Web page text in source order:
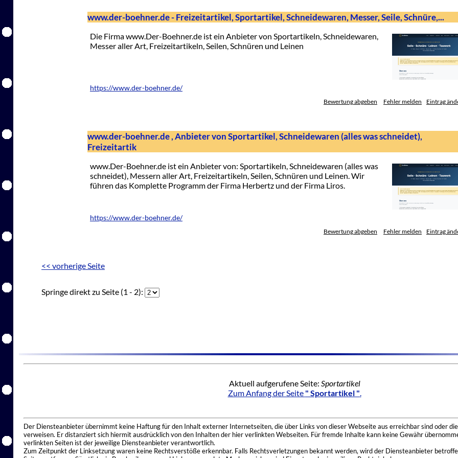
www.der-boehner.de - Freizeitartikel, Sportartikel, Schneidewaren, Messer, Seile, Schnüre,...
Die Firma www.Der-Boehner.de ist ein Anbieter von Sportartikeln, Schneidewaren,
Messer aller Art, Freizeitartikeln, Seilen, Schnüren und Leinen
https://www.der-boehner.de/
Bewertung abgeben Fehler melden Eintrag
www.der-boehner.de , Anbieter von Sportartikel, Schneidewaren (alles was schneidet),
Freizeitartik
www.Der-Boehner.de ist ein Anbieter von: Sportartikeln, Schneidewaren (alles was
schneidet), Messern aller Art, Freizeitartikeln, Seilen, Schnüren und Leinen. Wir
führen das Komplette Programm der Firma Herbertz und der Firma Liros.
https://www.der-boehner.de/
Bewertung abgeben Fehler melden Eintrag
<< vorherige Seite
Springe direkt zu Seite (1 - 2):
Aktuell aufgerufene Seite: Sportartikel
Zum Anfang der Seite " Sportartikel ".
Der Diensteanbieter übernimmt keine Haftung für den Inhalt externer Internetseiten, die über Links von dieser Webseite aus erreichbar sind oder
verweisen. Er distanziert sich hiermit ausdrücklich von den Inhalten der hier verlinkten Webseiten. Für fremde Inhalte kann keine Gewähr
verlinkten Seiten ist der jeweilige Diensteanbieter verantwortlich.
Zum Zeitpunkt der Linksetzung waren keine Rechtsverstöße erkennbar. Falls Rechtsverletzungen bekannt werden, wird der Diensteanbieter